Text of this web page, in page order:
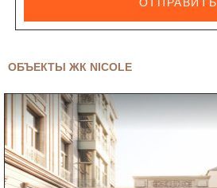
ОТПРАВИТЬ
ОБЪЕКТЫ ЖК NICOLE